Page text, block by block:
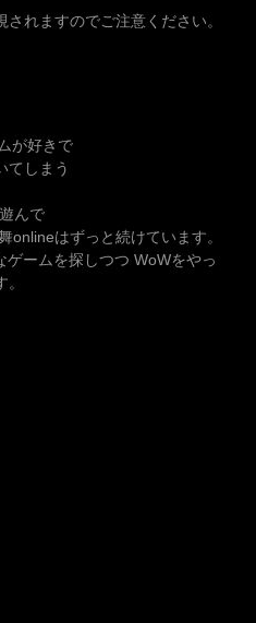
れますのでご注意ください。
が好きで
てしまう
んで
onlineはずっと続けています。
ームを探しつつ WoWをやっ